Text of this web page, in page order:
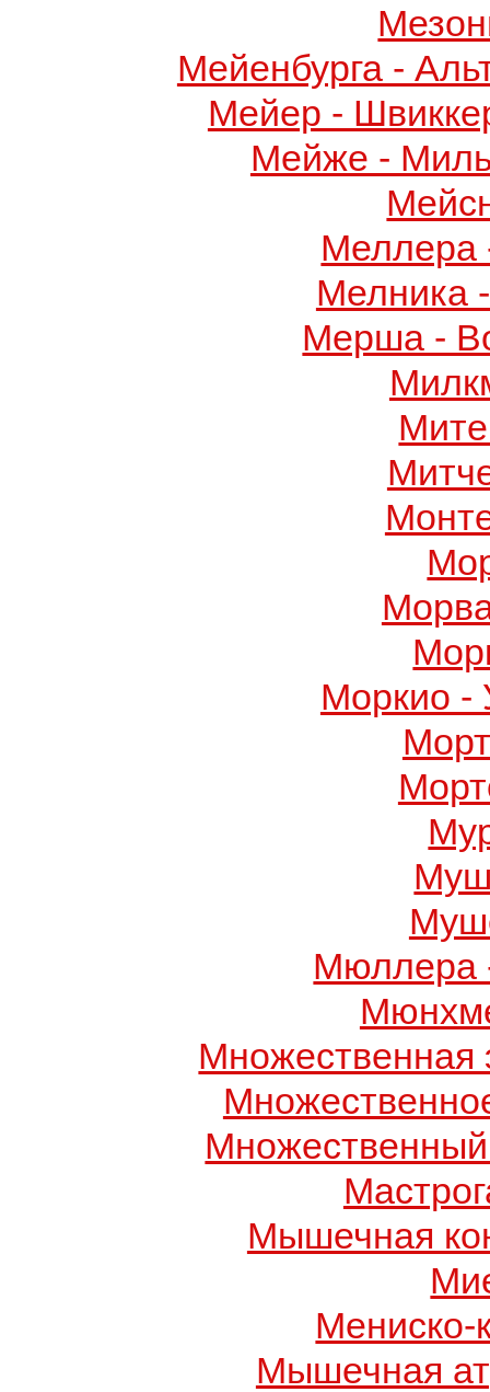
Мейенбурга -
Мейер -
Мейже -
Меллера
Мелника
Мерша -
Моркио -
Мюллера
Множественная
Мышечная
Мениско-
Мышечная